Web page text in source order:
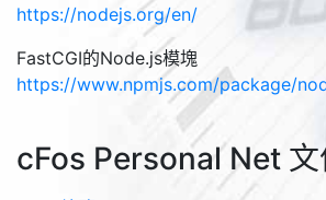
https://nodejs.org/en/
FastCGI的Node.js模塊
https://www.npmjs.com/package/
cFos Personal Net 文